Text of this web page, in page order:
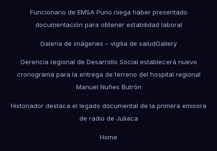
Funcionario de EMSA Puno niega haber presentado
documentación para obtener estabilidad laboral
Galería de imágenes – vigilia de saludGallery
Gerencia regional de Desarrollo Social establecerá nuevo
cronograma para la entrega de terreno del hospital regional
Manuel Nuñes Butrón
Historiador destaca el legado documental de la primera emisora
de radio de Juliaca
Home